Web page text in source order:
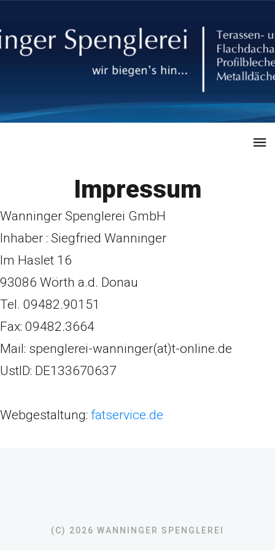
Impressum
Wanninger Spenglerei GmbH
Inhaber : Siegfried Wanninger
Im Haslet 16
93086 Wörth a.d. Donau
Tel. 09482.90151
Fax: 09482.3664
Mail: spenglerei-wanninger(at)t-online.de
UstID: DE133670637
Webgestaltung: fatservice.de
(C) 2026 WANNINGER SPENGLEREI